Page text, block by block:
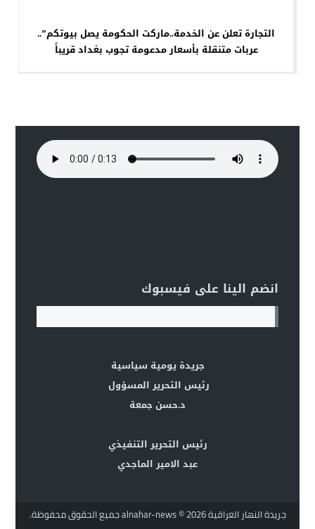
التجارة تعلن عن الخدمة..ماركت الحكومة يصل بيوتكم”..
عربات متنقلة بأسعار مدعومة تجوب بغداد قريباً
انضم الينا على فيسبوك
جريدة يومية سياسية
رئيس التحرير المسؤول
د.حسن جمعة
رئيس التحرير التنفيذي
عبد الامير الماجدي
جريدة النهار العراقية alnahar-news© 2026 جميع الحقوق محفوظة.